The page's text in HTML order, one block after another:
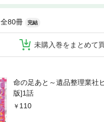
全80冊 完結
未購入巻をまとめて
命の足あと～遺品整理業社
版]1話
110